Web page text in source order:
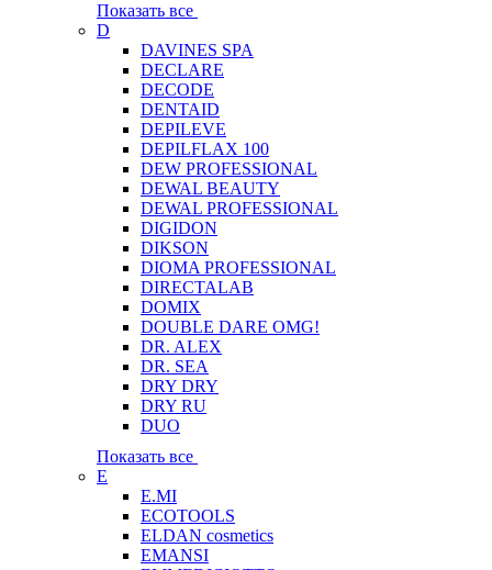
Показать все
D
DAVINES SPA
DECLARE
DECODE
DENTAID
DEPILEVE
DEPILFLAX 100
DEW PROFESSIONAL
DEWAL BEAUTY
DEWAL PROFESSIONAL
DIGIDON
DIKSON
DIOMA PROFESSIONAL
DIRECTALAB
DOMIX
DOUBLE DARE OMG!
DR. ALEX
DR. SEA
DRY DRY
DRY RU
DUO
Показать все
E
E.MI
ECOTOOLS
ELDAN cosmetics
EMANSI